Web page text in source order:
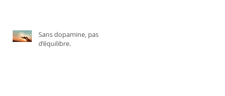
Sans dopamine, pas
d’équilibre.